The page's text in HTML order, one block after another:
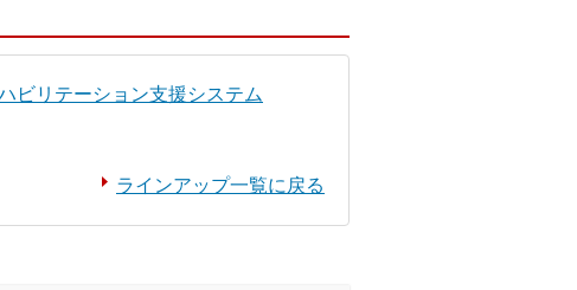
ビリテーション支援システム
ラインアップ一覧に戻る